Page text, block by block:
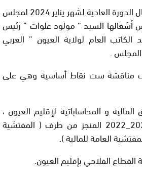
إنعقدت صباح اليوم أشغال الدورة العادية لشهر يناير 2024 لمجلس
أشغالها السيد ” مولود علوات ” رئيس
العام لولاية العيون ” العربي
.
مناقشة ست نقاط أساسية وهي على
و المحاساباتية لإقليم العيون ،
برسم سنوات 2019_2020_2022 المنجز من طرف ( المفتشية
العامة للمالية ).
الفلاحي بإقليم العيون.